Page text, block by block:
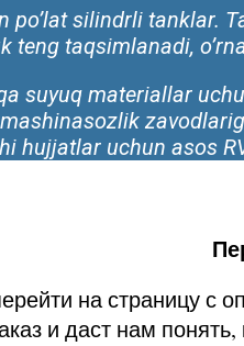
po’lat silindrli
teng taqsimlanadi,
suyuq materiallar
hujjatlar uchun asos
на страницу с
и даст нам